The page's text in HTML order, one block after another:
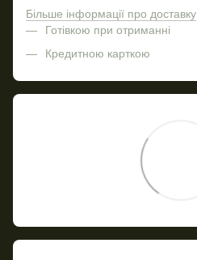
Більше інформації про доставку
Готівкою при отриманні
Кредитною карткою